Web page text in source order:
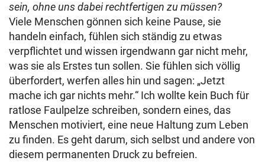
sein, ohne uns dabei rechtfertigen zu müssen?
Viele Menschen gönnen sich keine Pause, sie
handeln einfach, fühlen sich ständig zu etwas
verpflichtet und wissen irgendwann gar nicht mehr,
was sie als Erstes tun sollen. Sie fühlen sich völlig
überfordert, werfen alles hin und sagen: „Jetzt
mache ich gar nichts mehr.“ Ich wollte kein Buch für
ratlose Faulpelze schreiben, sondern eines, das
Menschen motiviert, eine neue Haltung zum Leben
zu finden. Es geht darum, sich selbst und andere von
diesem permanenten Druck zu befreien.